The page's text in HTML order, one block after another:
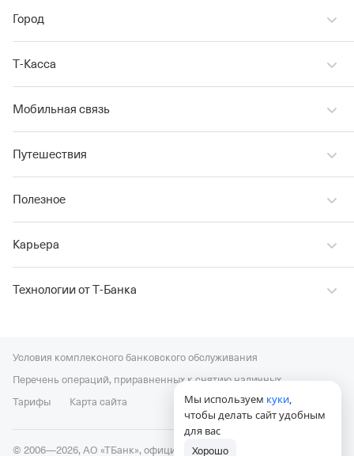
Город
Т‑Касса
Мобильная связь
Путешествия
Полезное
Карьера
Технологии от Т‑Банка
Условия комплексного банковского обслуживания
Перечень операций, приравненных к снятию наличных
Тарифы
Карта сайта
© 2006—2026, АО «ТБанк», официальный сайт,
Мы используем куки,
чтобы делать сайт удобным
для вас
Хорошо